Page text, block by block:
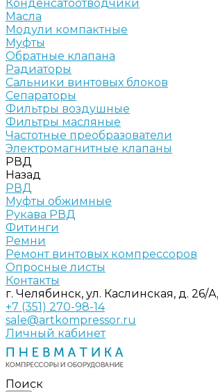
Конденсатоотводчики
Масла
Модули компактные
Муфты
Обратные клапана
Радиаторы
Сальники винтовых блоков
Сепараторы
Фильтры воздушные
Фильтры масляные
Частотные преобразователи
Электромагнитные клапаны
РВД
Назад
РВД
Муфты обжимные
Рукава РВД
Фитинги
Ремни
Ремонт винтовых компрессоров
Опросные листы
Контакты
г. Челябинск, ул. Каслинская, д. 26/
+7 (351) 270-98-14
sale@artkompressor.ru
Личный кабинет
Поиск